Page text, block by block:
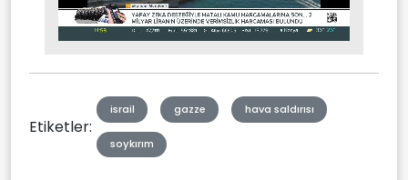
Mute Stream
Etiketler:
israil gazze hava saldırısı
soykırım